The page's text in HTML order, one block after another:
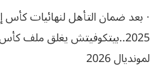
· بعد ضمان التأهل لنهائيات كأس
2025..بيتكوفيتش يغلق ملف
لمونديال 2026